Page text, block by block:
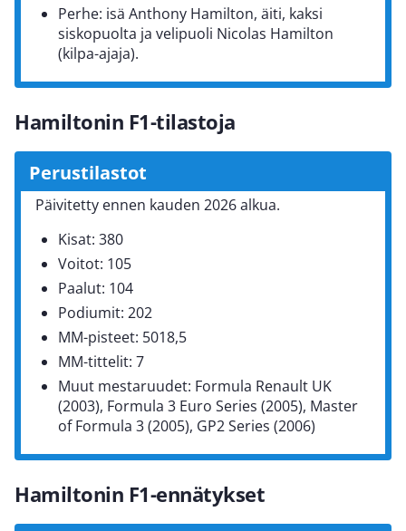
Perhe: isä Anthony Hamilton, äiti, kaksi
siskopuolta ja velipuoli Nicolas Hamilton
(kilpa-ajaja).
Hamiltonin F1-tilastoja
Perustilastot
Päivitetty ennen kauden 2026 alkua.
Kisat: 380
Voitot: 105
Paalut: 104
Podiumit: 202
MM-pisteet: 5018,5
MM-tittelit: 7
Muut mestaruudet: Formula Renault UK
(2003), Formula 3 Euro Series (2005), Master
of Formula 3 (2005), GP2 Series (2006)
Hamiltonin F1-ennätykset